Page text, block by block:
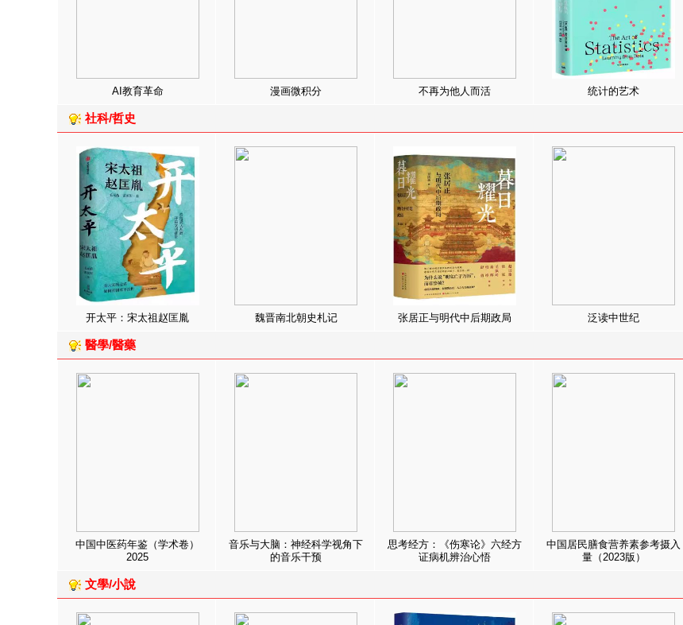
AI教育革命 漫画微积分 不再为他人而活 统计的艺术
社科/哲史
开太平：宋太祖赵匡胤 魏晋南北朝史札记 张居正与明代中后期政局 泛读中世纪
醫學/醫藥
中国中医药年鉴（学术卷）
2025
音乐与大脑：神经科学视角下
的音乐干预
思考经方：《伤寒论》六经方
证病机辨治心悟
中国居民膳食营养素参考摄入
量（2023版）
文學/小說